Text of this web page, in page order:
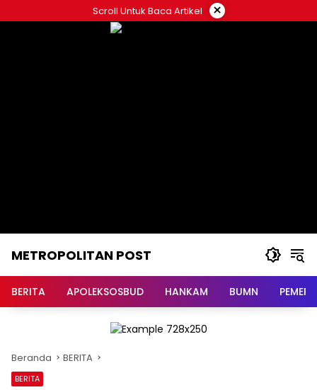
ke
Scroll Untuk Baca Artikel ×
METROPOLITAN POST
BERITA APOLEKSOSBUD HANKAM BUMN
Beranda BERITA
BERITA